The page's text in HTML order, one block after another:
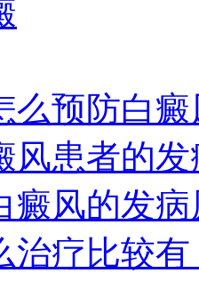
么预防白
风患者的
癜风的发
治疗比较有